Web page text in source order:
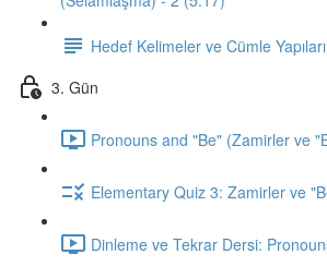
Hedef Kelimeler ve Cümle
3. Gün
Pronouns and "Be" (Zamirler ve
Elementary Quiz 3: Zamirler ve
Dinleme ve Tekrar Dersi: